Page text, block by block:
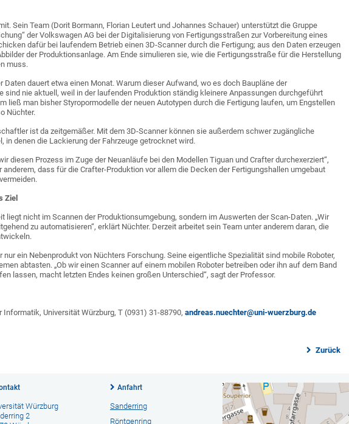
Sein Team (Dorit Bormann, Florian Leutert und Johannes Schauer) unterstützt die Gruppe
der Volkswagen AG bei der Digitalisierung von Fertigungsstraßen zur Vorbereitung eines
dafür bei laufendem Betrieb einen 3D-Scanner durch die Fertigung; aus den Daten erzeugen
der Produktionsanlage. Am Ende simulieren sie, wie die Fertigungsstraße für die Herstellung
muss.
Daten dauert etwa einen Monat. Warum dieser Aufwand, wo es doch Baupläne der
sind nie aktuell, weil in der laufenden Produktion ständig kleinere Anpassungen durchgeführt
ließ man bisher Styropormodelle der neuen Autotypen durch die Fertigung laufen, um Engstellen
Nüchter.
ist da zeitgemäßer. Mit dem 3D-Scanner können sie außerdem schwer zugängliche
in denen die Lackierung der Fahrzeuge getrocknet wird.
diesen Prozess im Zuge der Neuanläufe bei den Modellen Tiguan und Crafter durchexerziert“,
dass für die Crafter-Produktion vor allem die Decken der Fertigungshallen umgebaut
Ziel
liegt nicht im Scannen der Produktionsumgebung, sondern im Auswerten der Scan-Daten. „Wir
zu automatisieren“, erklärt Nüchter. Derzeit arbeitet sein Team unter anderem daran, die
ein Nebenprodukt von Nüchters Forschung. Seine eigentliche Spezialität sind mobile Roboter,
abtasten. „Ob wir einen Scanner auf einem mobilen Roboter betreiben oder ihn auf dem Band
lassen, macht letzten Endes keinen großen Unterschied“, sagt der Professor.
Universität Würzburg, T (0931) 31-88790, andreas.nuechter@uni-wuerzburg.de
Zurück
Würzburg
2
Anfahrt
Sanderring
Röntgenring